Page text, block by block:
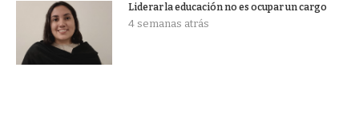
Liderar la educación no es ocupar un cargo
4 semanas atrás